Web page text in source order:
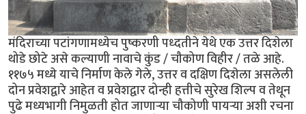
मंदिराच्या पटांगणामध्येच पुष्करणी पध्दतीने येथे एक उत्तर दिशेला
थोडे छोटे असे कल्याणी नावाचे कुंड / चौकोण विहीर / तळे आहे.
११७५ मध्ये याचे निर्माण केले गेले, उत्तर व दक्षिण दिशेला असलेली
दोन प्रवेशद्वारे आहेत व प्रवेशद्वार दोन्ही हत्तीचे सुरेख शिल्प व तेथून
पुढे मध्यभागी निमुळती होत जाणार्‍या चौकोणी पायर्‍या अशी रचना